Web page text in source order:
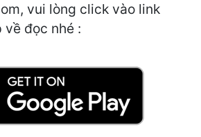
vui lòng click vào link
đọc nhé :